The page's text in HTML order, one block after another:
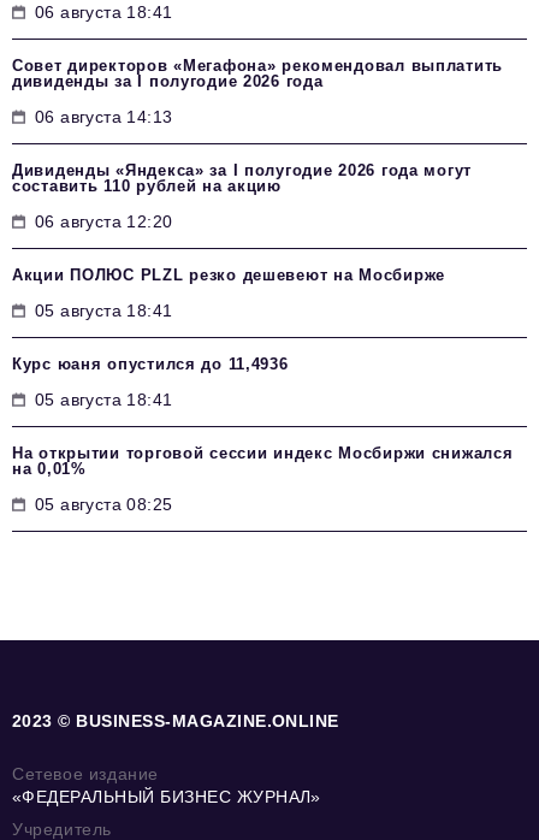
06 августа 18:41
Совет директоров «Мегафона» рекомендовал выплатить
дивиденды за I полугодие 2026 года
06 августа 14:13
Дивиденды «Яндекса» за I полугодие 2026 года могут
составить 110 рублей на акцию
06 августа 12:20
Акции ПОЛЮС PLZL резко дешевеют на Мосбирже
05 августа 18:41
Курс юаня опустился до 11,4936
05 августа 18:41
На открытии торговой сессии индекс Мосбиржи снижался
на 0,01%
05 августа 08:25
2023 © BUSINESS-MAGAZINE.ONLINE
Сетевое издание
«ФЕДЕРАЛЬНЫЙ БИЗНЕС ЖУРНАЛ»
Учредитель